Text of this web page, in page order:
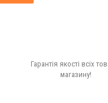
Гарантія якості всіх
магазину!